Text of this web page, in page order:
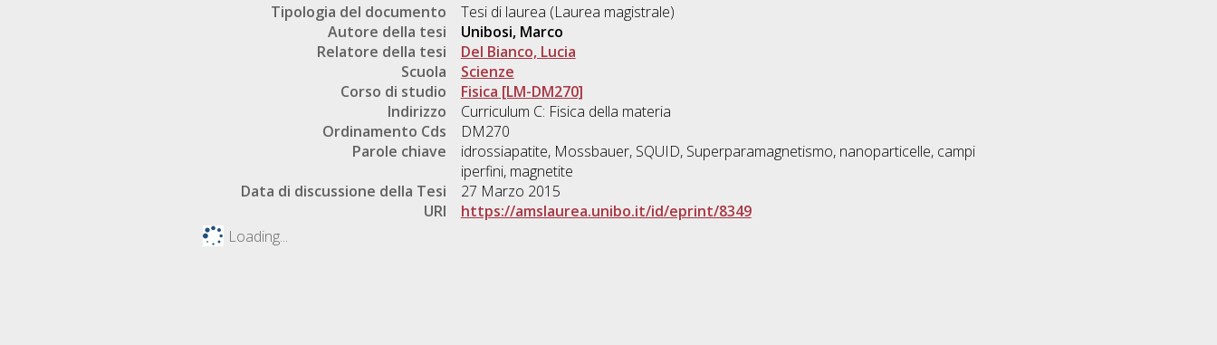
Tipologia del documento
Tesi di laurea (Laurea magistrale)
Autore della tesi
Unibosi, Marco
Relatore della tesi
Del Bianco, Lucia
Scuola
Scienze
Corso di studio
Fisica [LM-DM270]
Indirizzo
Curriculum C: Fisica della materia
Ordinamento Cds
DM270
Parole chiave
idrossiapatite, Mossbauer, SQUID, Superparamagnetismo, nanoparticelle, campi
iperfini, magnetite
Data di discussione della Tesi
27 Marzo 2015
URI
https://amslaurea.unibo.it/id/eprint/8349
Loading...